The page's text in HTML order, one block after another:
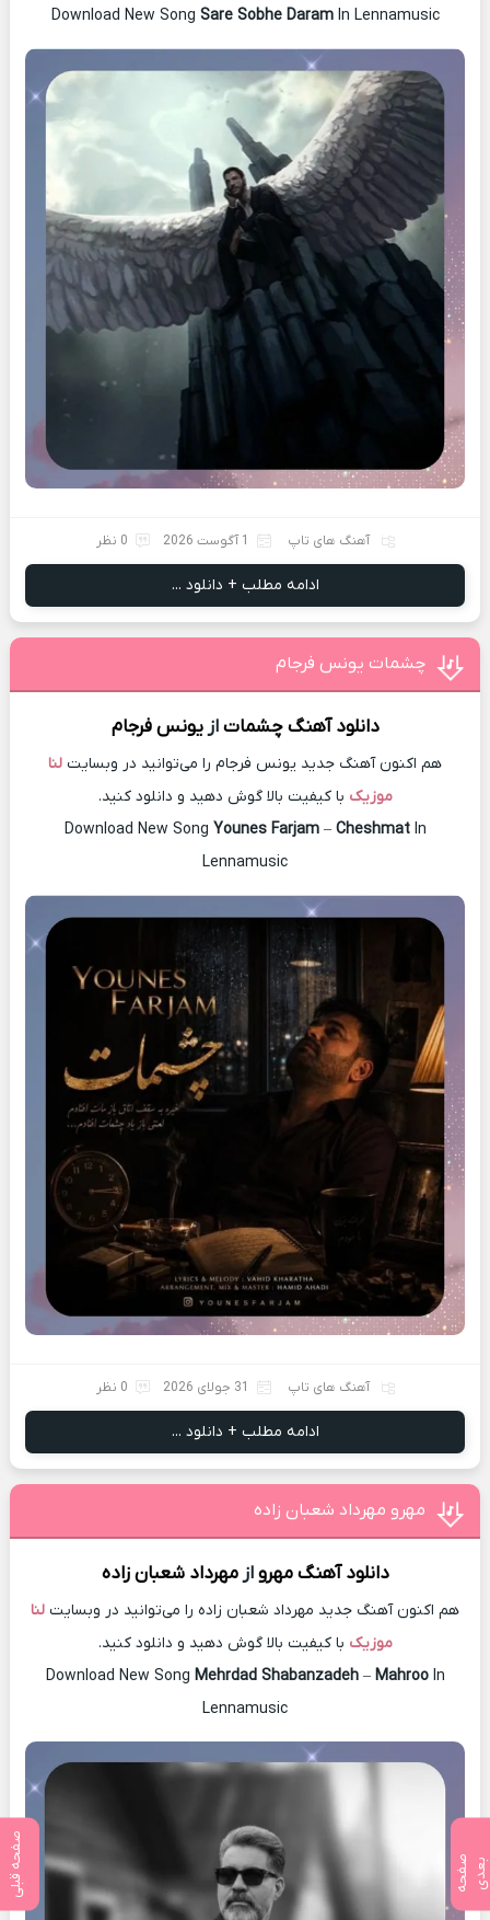
Download New Song Sare Sobhe DaramIn Lennamusic
آهنگ های تاپ 1 آگوست 2026 0 نظر
ادامه مطلب + دانلود ...
چشمات یونس فرجام
دانلود آهنگ چشماتازیونس فرجام
هم اکنون آهنگ جدید یونس فرجام را می‌توانید در وبسایت لنا
موزیک با کیفیت بالا گوش دهید و دانلود کنید.
Download New Song Younes Farjam– CheshmatIn
Lennamusic
آهنگ های تاپ 31 جولای 2026 0 نظر
ادامه مطلب + دانلود ...
مهرو مهرداد شعبان زاده
دانلود آهنگ مهروازمهرداد شعبان زاده
هم اکنون آهنگ جدید مهرداد شعبان زاده را می‌توانید در وبسایت لنا
موزیک با کیفیت بالا گوش دهید و دانلود کنید.
Download New Song Mehrdad Shabanzadeh– MahrooIn
Lennamusic
ص
ف
ح
ه ب ع
د ی صفحه قبلی